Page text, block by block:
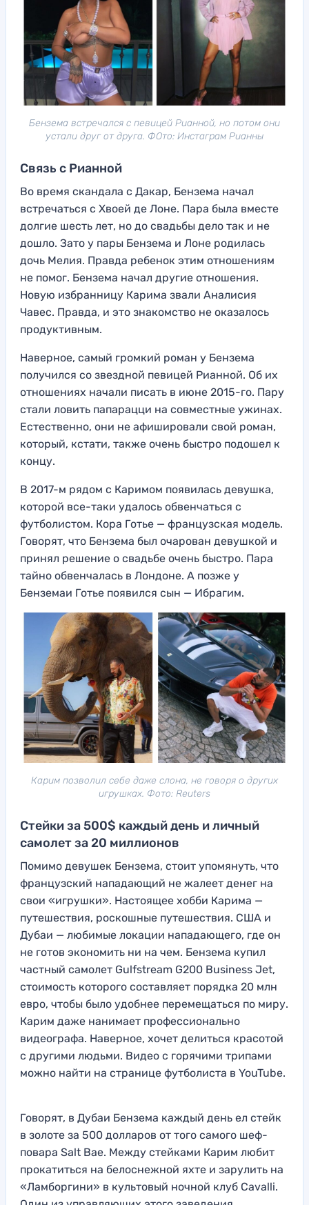
Бензема встречался с певицей Рианной, но потом они
устали друг от друга. ФОто: Инстаграм Рианны
Связь с Рианной
Во время скандала с Дакар, Бензема начал
встречаться с Хвоей де Лоне. Пара была вместе
долгие шесть лет, но до свадьбы дело так и не
дошло. Зато у пары Бензема и Лоне родилась
дочь Мелия. Правда ребенок этим отношениям
не помог. Бензема начал другие отношения.
Новую избранницу Карима звали Аналисия
Чавес. Правда, и это знакомство не оказалось
продуктивным.
Наверное, самый громкий роман у Бензема
получился со звездной певицей Рианной. Об их
отношениях начали писать в июне 2015-го. Пару
стали ловить папарацци на совместные ужинах.
Естественно, они не афишировали свой роман,
который, кстати, также очень быстро подошел к
концу.
В 2017-м рядом с Каримом появилась девушка,
которой все-таки удалось обвенчаться с
футболистом. Кора Готье — французская модель.
Говорят, что Бензема был очарован девушкой и
принял решение о свадьбе очень быстро. Пара
тайно обвенчалась в Лондоне. А позже у
Бенземаи Готье появился сын — Ибрагим.
Карим позволил себе даже слона, не говоря о других
игрушках. Фото: Reuters
Стейки за 500$ каждый день и личный
самолет за 20 миллионов
Помимо девушек Бензема, стоит упомянуть, что
французский нападающий не жалеет денег на
свои «игрушки». Настоящее хобби Карима —
путешествия, роскошные путешествия. США и
Дубаи — любимые локации нападающего, где он
не готов экономить ни на чем. Бензема купил
частный самолет Gulfstream G200 Business Jet,
стоимость которого составляет порядка 20 млн
евро, чтобы было удобнее перемещаться по миру.
Карим даже нанимает профессионально
видеографа. Наверное, хочет делиться красотой
с другими людьми. Видео с горячими трипами
можно найти на странице футболиста в YouTube.
Говорят, в Дубаи Бензема каждый день ел стейк
в золоте за 500 долларов от того самого шеф-
повара Salt Bae. Между стейками Карим любит
прокатиться на белоснежной яхте и зарулить на
«Ламборгини» в культовый ночной клуб Cavalli.